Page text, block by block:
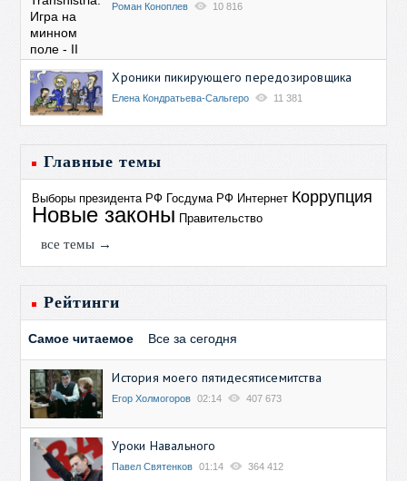
Роман Коноплев 10 816
Хроники пикирующего передозировщика
Елена Кондратьева-Сальгеро 11 381
Главные темы
Выборы президента РФ Госдума РФ Интернет Коррупция
Новые законы Правительство
все темы →
Рейтинги
Самое читаемое Все за сегодня
История моего пятидесятисемитства
Егор Холмогоров 02:14 407 673
Уроки Навального
Павел Святенков 01:14 364 412